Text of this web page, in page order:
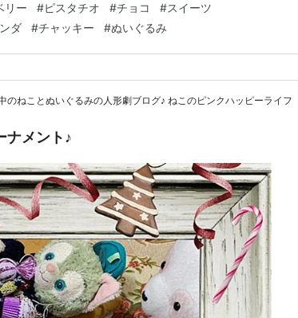
ん:「どっちも好きにゃぁぁっぁぁぁ！！！」 さくらパ
リー #ピスタチオ #チョコ #スイーツ
ダ #チャッキー #ぬいぐるみ
のねことぬいぐるみの人形劇ブログ♪ ねこのピンクハッピーライフ
ナメント♪